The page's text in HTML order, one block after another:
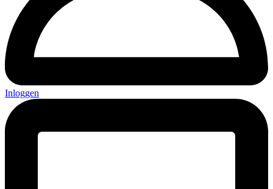
Inloggen